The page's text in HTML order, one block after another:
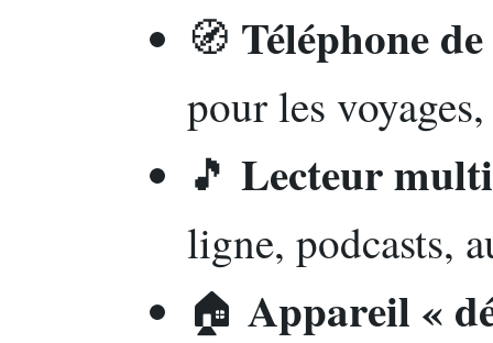
🧭 Téléphone
pour les
🎵 Lecteur
ligne, podcasts,
🏠 Appareil «